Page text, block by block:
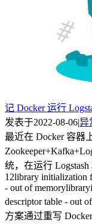
记 Docker 运行
发表于2022-08-06|异
最近在 Docker 容器
统，在运行 Logstash
12library initialization
- out of
descriptor table - out
方案通过重写